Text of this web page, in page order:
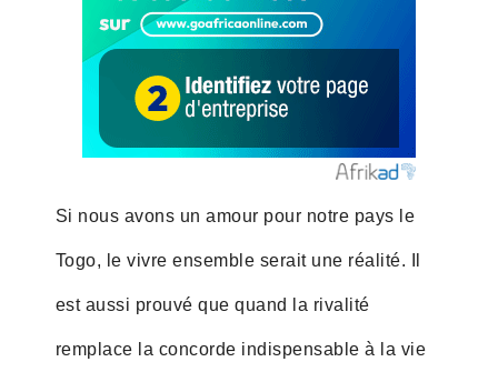
Si nous avons un amour pour notre pays le
Togo, le vivre ensemble serait une réalité. Il
est aussi prouvé que quand la rivalité
remplace la concorde indispensable à la vie